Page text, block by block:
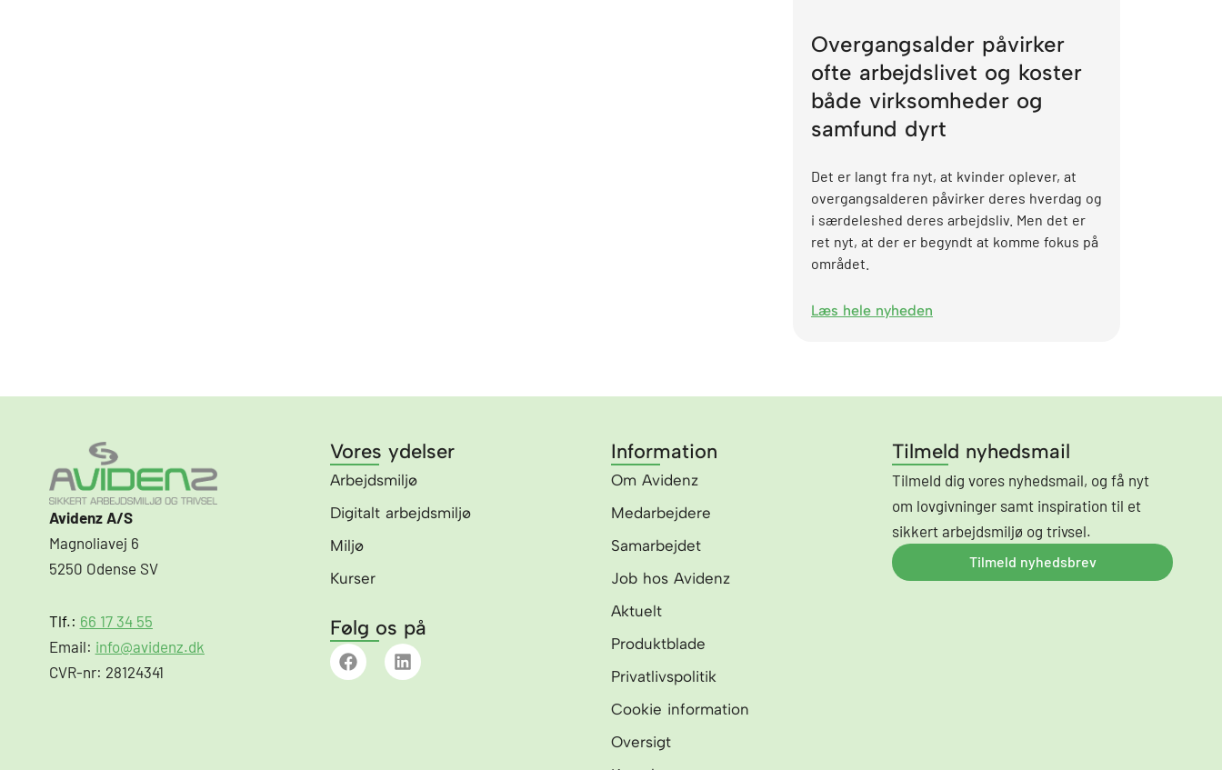
Overgangsalder påvirker
ofte arbejdslivet og koster
både virksomheder og
samfund dyrt
Det er langt fra nyt, at kvinder oplever, at
overgangsalderen påvirker deres hverdag og
i særdeleshed deres arbejdsliv. Men det er
ret nyt, at der er begyndt at komme fokus på
området.
Læs hele nyheden
Avidenz A/S
Magnoliavej 6
5250 Odense SV
Tlf.: 66 17 34 55
Email: info@avidenz.dk
CVR-nr: 28124341
Vores ydelser
Arbejdsmiljø
Digitalt arbejdsmiljø
Miljø
Kurser
Følg os på
F
a
L
i
Information
Om Avidenz
Medarbejdere
Samarbejdet
Job hos Avidenz
Aktuelt
Produktblade
Privatlivspolitik
Cookie information
Oversigt
Tilmeld nyhedsmail
Tilmeld dig vores nyhedsmail, og få nyt
om lovgivninger samt inspiration til et
sikkert arbejdsmiljø og trivsel.
Tilmeld nyhedsbrev